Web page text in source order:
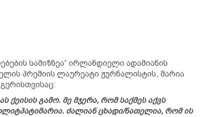
სამიზნეა“ ირლანდიელი ადამიანის
პრემიის ლაურეატი ჟურნალისტის, მარია
ქეისის გამო. მე მჯერა, რომ საქმეს აქვს
ძალიან ცხადი/ნათელია, რომ ის